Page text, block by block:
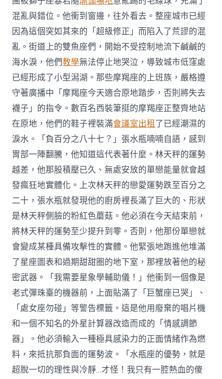
混亂與錯位。他衝到窗邊，往外看去。整座城市已經
因為這個突如其來的「超級修正」而陷入了荒謬的混
亂。街道上的雙魚座們，開始不受控制地流下鹹鹹的
海水淚，他們教學無法停止地哭泣，導致城市低窪處
已經形成了小型潟湖。那些摩羯座的上班族，嚴格遵
守著廣播中「摩羯座今天適合原地踏步，否則將失去
襪子」的指令。數百名西裝筆挺的摩羯座正整齊地站
在原地，他們的鞋子裡裝滿會議室出租了已經潮濕的
淚水。「負百分之八十七？」張水瓶喃喃自語，感到
胃部一陣翻騰，他知道這代表著什麼。林天秤的運勢
越差，他那股積壓已久、無處安放的單戀能量就會越
發瘋狂地實體化。上次林天秤的戀愛運勢跌至百分之
二十，張水瓶就發現他的廚房裡長滿了巨大的、形狀
是林天秤側臉的粉紅色蘑菇。他必須在今天結束前，
將林天秤的運勢至少提升到零。否則，他那份單戀就
會變成某種具備攻擊性的實體。他緊張地跑進他堆滿
了星座圖表和過期甜甜圈的地下室，那裡放著他的秘
密武器。「我需要星象學輔助儀！」他衝到一個像是
老式彈珠臺的機器前，上面貼滿了「巨蟹座已哭」、
「處女座勿碰」等警告標籤。這是他用廢棄的唱片機
和一個不知名的外星計算器改造而成的「情感調節
器」。他必須輸入一種極具感染力的正面情緒作為燃
料，來抵抗那負面的運勢波。「水瓶座的優勢，就是
超脫一切的理性與冷靜…才怪！我只有一腔熱血的傻